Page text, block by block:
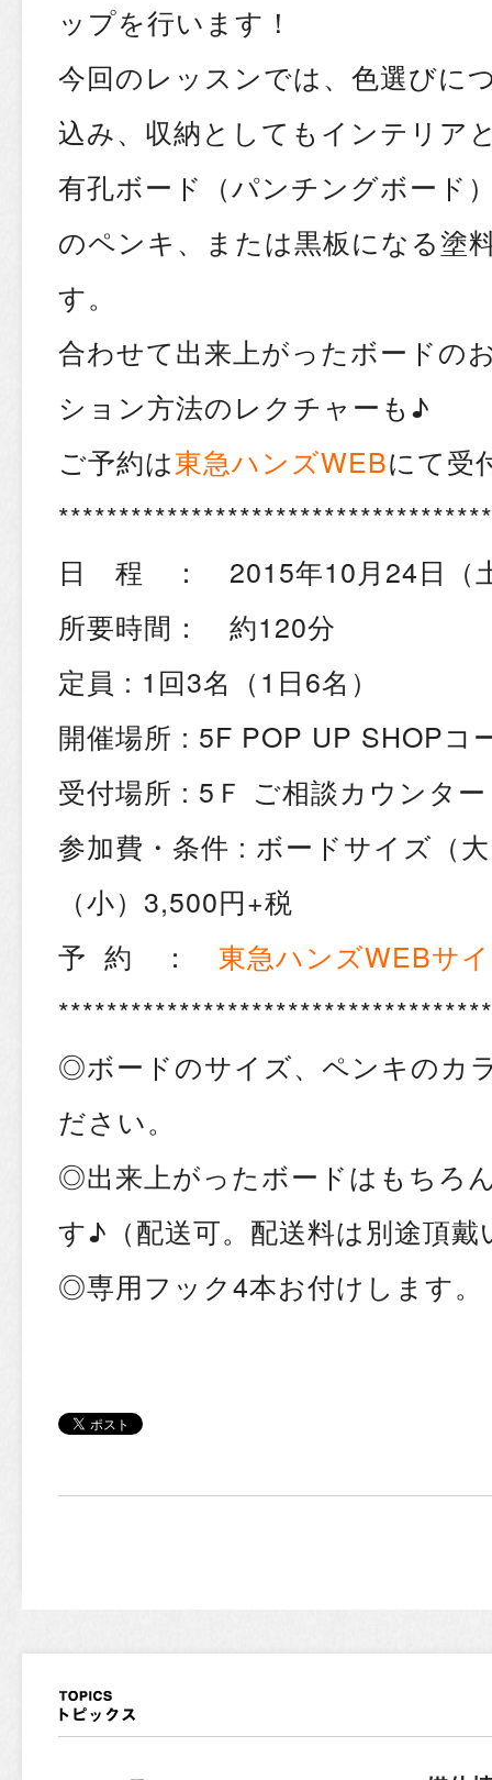
ップを行います！
今回のレッスンでは、色選びに
込み、収納としてもインテリア
有孔ボード（パンチングボード
のペンキ、または黒板になる塗
す。
合わせて出来上がったボードの
ション方法のレクチャーも♪
ご予約は東急ハンズWEBにて受
日 程 ： 2015年10月24日（
所要時間： 約120分
定員 : 1回3名（1日6名）
開催場所 : 5F POP UP SHOPコ
受付場所 : 5Ｆ ご相談カウンター
参加費・条件 : ボードサイズ（
（小）3,500円+税
予 約 ： 東急ハンズWEBサ
◎ボードのサイズ、ペンキのカ
ださい。
◎出来上がったボードはもちろ
す♪（配送可。配送料は別途頂
◎専用フック4本お付けします。